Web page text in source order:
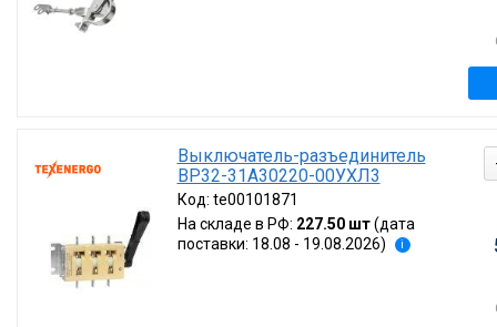
Выключатель-разъединитель
ВР32-31А30220-00УХЛ3
Код: te00101871
На складе в РФ: 227.50 шт (дата
поставки: 18.08 - 19.08.2026)
i